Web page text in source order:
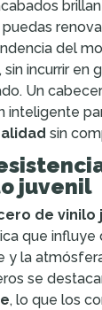
del
incurrir en
Un
inteligente
sin
juvenil
de vinilo
que
y la
se
, lo que los